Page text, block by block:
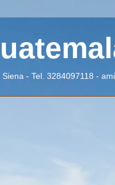
- Tel. 3284097118 -